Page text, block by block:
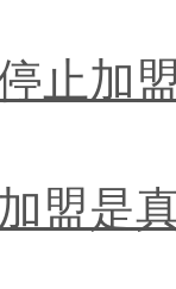
止加
盟是